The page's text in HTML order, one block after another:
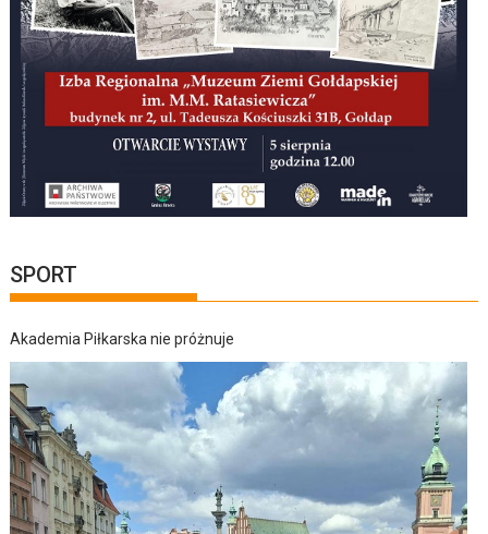
SPORT
Akademia Piłkarska nie próżnuje